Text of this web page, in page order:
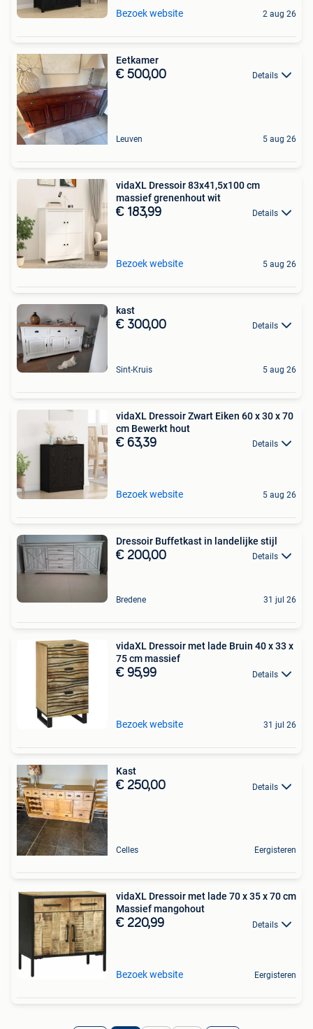
Bezoek website 2 aug 26
Eetkamer
€ 500,00 Details
Leuven 5 aug 26
vidaXL Dressoir 83x41,5x100 cm
massief grenenhout wit
€ 183,99 Details
Bezoek website 5 aug 26
kast
€ 300,00 Details
Sint-Kruis 5 aug 26
vidaXL Dressoir Zwart Eiken 60 x 30 x 70
cm Bewerkt hout
€ 63,39 Details
Bezoek website 5 aug 26
Dressoir Buffetkast in landelijke stijl
€ 200,00 Details
Bredene 31 jul 26
vidaXL Dressoir met lade Bruin 40 x 33 x
75 cm massief
€ 95,99 Details
Bezoek website 31 jul 26
Kast
€ 250,00 Details
Celles Eergisteren
vidaXL Dressoir met lade 70 x 35 x 70 cm
Massief mangohout
€ 220,99 Details
Bezoek website Eergisteren